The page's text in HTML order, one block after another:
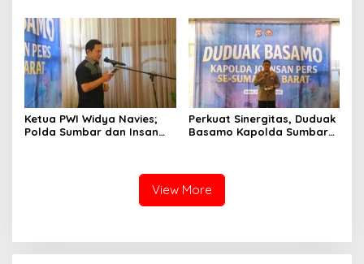
Kamtibmas
Bukittinggi
Ketua PWI Widya Navies;
Polda Sumbar dan Insan
Perkuat Sinergitas, Duduak
Basamo Kapolda Sumbar
View More